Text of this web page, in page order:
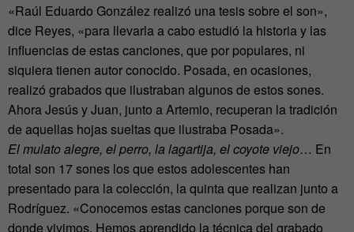
«Raúl Eduardo González realizó una tesis sobre el son»,
dice Reyes, «para llevarla a cabo estudió la historia y las
influencias de estas canciones, que por populares, ni
siquiera tienen autor conocido. Posada, en ocasiones,
realizó grabados que ilustraban algunos de estos sones.
Ahora Jesús y Juan, junto a Artemio, recuperan la tradición
de aquellas hojas sueltas que ilustraba Posada».
El mulato alegre, el perro, la lagartija, el coyote viejo… En
total son 17 sones los que estos adolescentes han
presentado para la colección, la quinta que realizan junto a
Rodríguez. «Conocemos estas canciones porque son de
donde vivimos. Hemos aprendido la técnica del grabado